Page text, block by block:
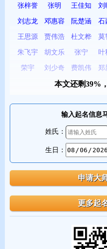
张梓誉 张明 王佳知 刘
刘志龙 邓惠容 阮楚涵 石
王思源 贾伟浩 杜文桦 莫
朱飞宇 胡文乐 张宁 叶
荣宇 刘少奇 费凯伟 郑
高巧经 刘彦宏
符泓锐 王韵迪 伊
张忠祥 杜忻锴
程启腾 胡斌
陈科任 孙铎睿 任方圆
刘克飞
杨蔓依 杨
邓棋予 蒙
本文还剩39%
输入起名信息
姓氏：
生日：